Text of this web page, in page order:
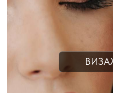
ВИЗАЖИСТ